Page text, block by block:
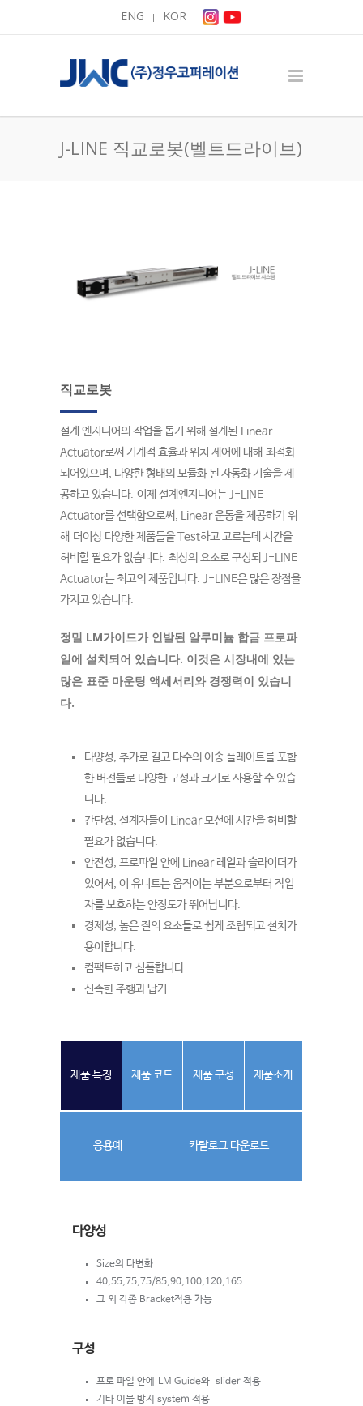
ENG KOR
J-LINE 직교로봇(벨트드라이브)
직교로봇
설계 엔지니어의 작업을 돕기 위해 설계된 Linear
Actuator로써 기계적 효율과 위치 제어에 대해 최적화
되어있으며, 다양한 형태의 모듈화 된 자동화 기술을 제
공하고 있습니다. 이제 설계엔지니어는 J-LINE
Actuator를 선택함으로써, Linear 운동을 제공하기 위
해 더이상 다양한 제품들을 Test하고 고르는데 시간을
허비할 필요가 없습니다. 최상의 요소로 구성되 J-LINE
Actuator는 최고의 제품입니다. J-LINE은 많은 장점을
가지고 있습니다.
정밀 LM가이드가 인발된 알루미늄 합금 프로파
일에 설치되어 있습니다. 이것은 시장내에 있는
많은 표준 마운팅 액세서리와 경쟁력이 있습니
다.
다양성, 추가로 길고 다수의 이송 플레이트를 포함
한 버전들로 다양한 구성과 크기로 사용할 수 있습
니다.
간단성, 설계자들이 Linear 모션에 시간을 허비할
필요가 없습니다.
안전성, 프로파일 안에 Linear 레일과 슬라이더가
있어서, 이 유니트는 움직이는 부분으로부터 작업
자를 보호하는 안정도가 뛰어납니다.
경제성, 높은 질의 요소들로 쉽게 조립되고 설치가
용이합니다.
컴팩트하고 심플합니다.
신속한 주행과 납기
제품 특징 제품 코드 제품 구성 제품소개
응용예 카탈로그 다운로드
다양성
Size의 다변화
40,55,75,75/85,90,100,120,165
그 외 각종 Bracket적용 가능
구성
프로 파일 안에 LM Guide와 slider 적용
기타 이물 방지 system 적용